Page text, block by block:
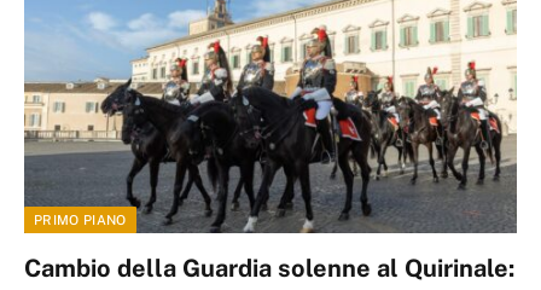
PRIMO PIANO
Cambio della Guardia solenne al Quirinale: